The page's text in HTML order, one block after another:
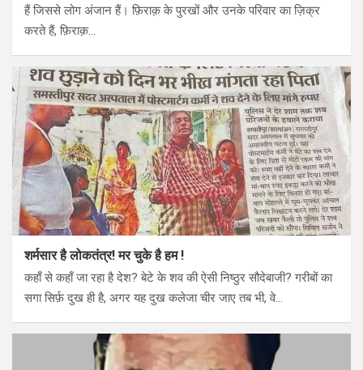
हैं जिससे लोग अंजान हैं। फ़िराक़ के पुरखों और उनके परिवार का ज़िक्र
करते हैं, फ़िराक़…
शर्मसार है लोकतंत्र! मर चुके है हम !
कहाँ से कहाँ जा रहा है देश? बेटे के शव की ऐसी निष्ठुर सौदेबाजी? गरीबों का
सगा सिर्फ़ दुख ही है, अगर यह दुख कलेजा चीर जाए तब भी, वे…